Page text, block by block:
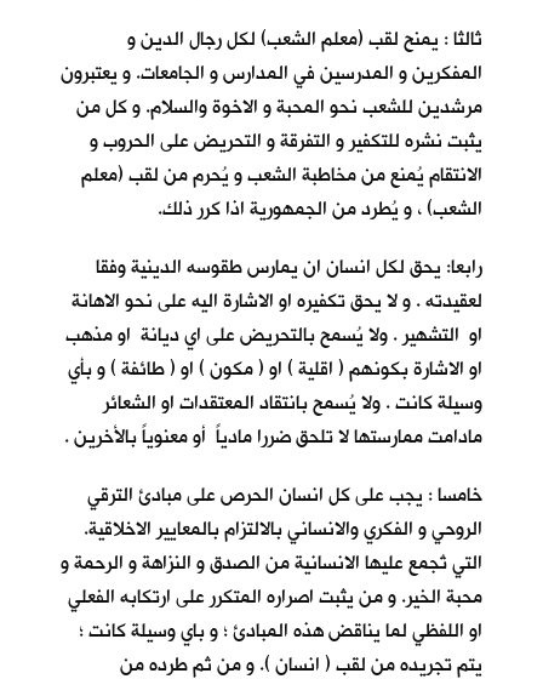
ثالثا : يمنح لقب (معلم الشعب) لكل رجال الدين و
المفكرين و المدرسين في المدارس و الجامعات. و يعتبرون
مرشدين للشعب نحو المحبة و الاخوة والسلام. و كل من
يثبت نشره للتكفير و التفرقة و التحريض على الحروب و
الانتقام يُمنع من مخاطبة الشعب و يُحرم من لقب (معلم
الشعب) ، و يُطرد من الجمهورية اذا كرر ذلك.
رابعا: يحق لكل انسان ان يمارس طقوسه الدينية وفقا
لعقيدته . و لا يحق تكفيره او الاشارة اليه على نحو الاهانة
او التشهير . ولا يُسمح بالتحريض على اي ديانة او مذهب
او الاشارة بكونهم ( اقلية ) او ( مكون ) او ( طائفة ) و بأي
وسيلة كانت . ولا يُسمح بانتقاد المعتقدات او الشعائر
مادامت ممارستها لا تلحق ضررا مادياً أو معنوياً بالأخرين .
خامسا : يجب على كل انسان الحرص على مبادئ الترقي
الروحي و الفكري والانساني بالالتزام بالمعايير الاخلاقية.
التي تُجمع عليها الانسانية من الصدق و النزاهة و الرحمة و
محبة الخير. و من يثبت اصراره المتكرر على ارتكابه الفعلي
او اللفظي لما يناقض هذه المبادئ ؛ و باي وسيلة كانت ؛
يتم تجريده من لقب ( انسان ). و من ثم طرده من